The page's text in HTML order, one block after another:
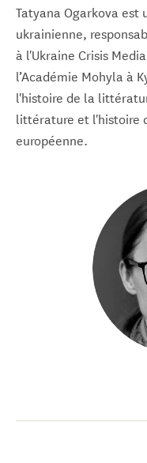
Tatyana Ogarkova est
ukrainienne,
à l'Ukraine Crisis
l’Académie Mohyla à
l'histoire de la
littérature et l'histoire
européenne.